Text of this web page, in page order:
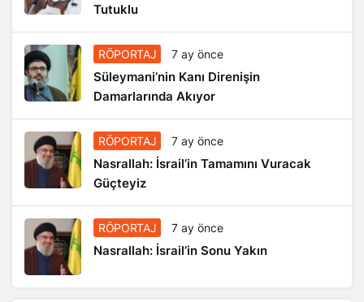
Tutuklu
RÖPORTAJ 7 ay önce
Süleymani’nin Kanı Direnişin
Damarlarında Akıyor
RÖPORTAJ 7 ay önce
Nasrallah: İsrail’in Tamamını Vuracak
Güçteyiz
RÖPORTAJ 7 ay önce
Nasrallah: İsrail’in Sonu Yakın